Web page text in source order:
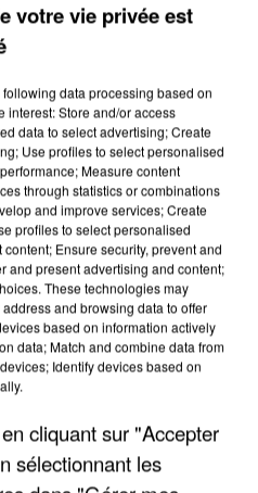
votre vie privée est
following data processing based on
interest: Store and/or access
data to select advertising; Create
Use profiles to select personalised
Measure content
through statistics or combinations
and improve services; Create
profiles to select personalised
Ensure security, prevent and
and present advertising and content;
These technologies may
and browsing data to offer
based on information actively
data; Match and combine data from
Identify devices based on
cliquant sur "Accepter
sélectionnant les